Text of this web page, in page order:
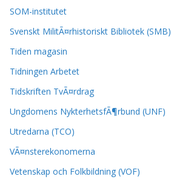
SOM-institutet
Svenskt MilitÃ¤rhistoriskt Bibliotek (SMB)
Tiden magasin
Tidningen Arbetet
Tidskriften TvÃ¤rdrag
Ungdomens NykterhetsfÃ¶rbund (UNF)
Utredarna (TCO)
VÃ¤nsterekonomerna
Vetenskap och Folkbildning (VOF)